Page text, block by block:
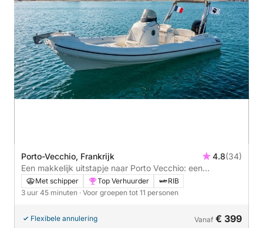
Porto-Vecchio, Frankrijk 4.8(34)
Een makkelijk uitstapje naar Porto Vecchio: een
boottocht van 3 uur en 45 minuten met een motorboot.
Met schipper Top Verhuurder
RIB
3 uur 45 minuten · Voor groepen tot 11 personen
Flexibele annulering Vanaf € 399